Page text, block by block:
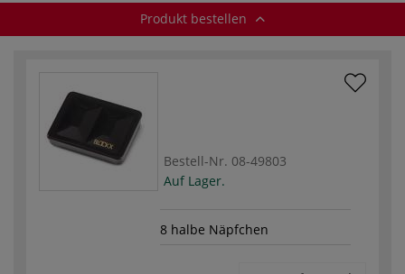
Produkt bestellen
Bestell-Nr. 08-49803
Auf Lager.
8 halbe Näpfchen